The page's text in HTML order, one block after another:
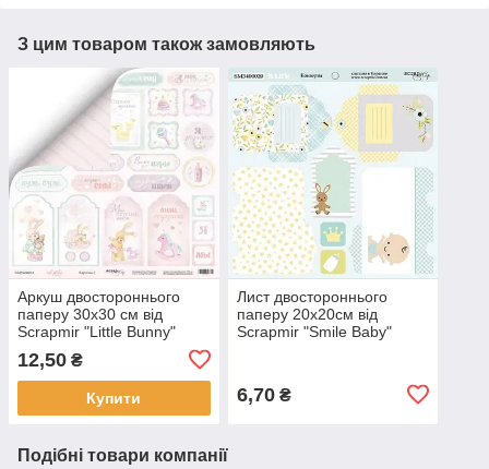
З цим товаром також замовляють
Аркуш двостороннього
паперу 30х30 см від
Scrapmir "Little Bunny"
SM2400010
12,50 ₴
Купити
Лист двостороннього
паперу 20х20см від
Scrapmir "Smile Baby"
6,70₴
Подібні товари компанії